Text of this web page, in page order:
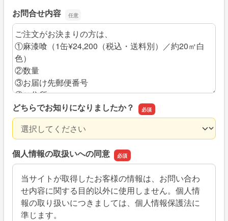
お問合せ内容
お問合せ内容
どちらでお知りになりましたか？
どちらでお知りになりましたか？
個人情報の取扱いへの同意
当サイトが取得したお客様の情報は、お問い合わ
せ内容に関する目的以外に使用しません。個人情
報の取り扱いにつきましては、個人情報保護法に
準じます。